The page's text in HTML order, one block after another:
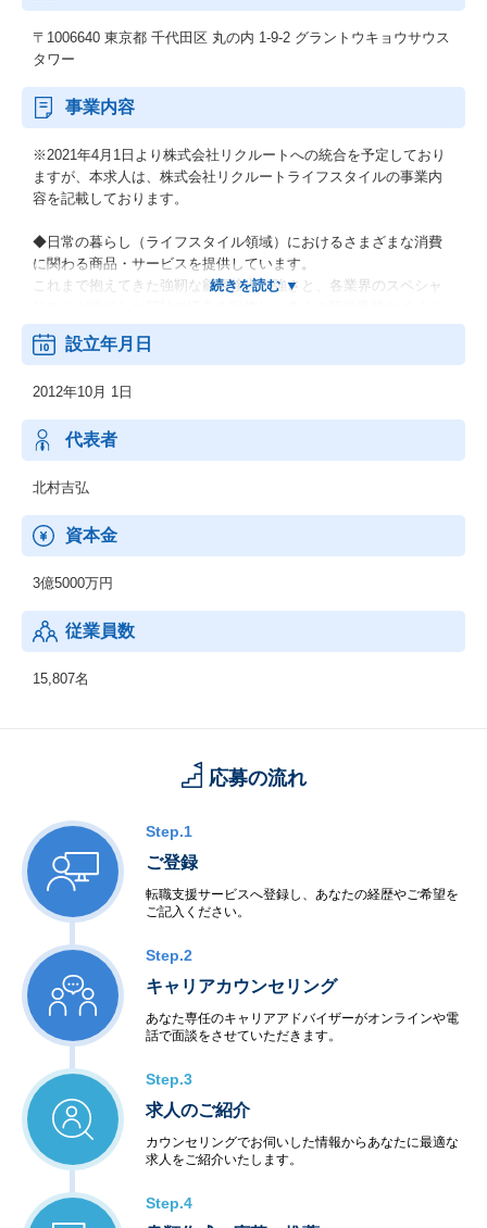
〒1006640 東京都 千代田区 丸の内 1-9-2 グラントウキョウサウス
タワー
事業内容
※2021年4月1日より株式会社リクルートへの統合を予定しており
ますが、本求人は、株式会社リクルートライフスタイルの事業内
容を記載しております。
◆日常の暮らし（ライフスタイル領域）におけるさまざまな消費
に関わる商品・サービスを提供しています。
これまで抱えてきた強靭な顧客接点の強さと、各業界のスペシャ
ーションを創出。
グループ目標（2030年までに販促領域世界No.1）に向け今後もグ
ています。
【サービスプロダクト】
・旅行（国内外）
じゃらん、じゃらんゴルフ、じゃらんコーポレートサービス、エ
・グルメ／美容／地域／医療
Hot Pepper、ホットペッパーグルメ、Hot Pepper Beauty、ブッキ
・割引チケット／通販
ポンパレ、ポンパレモール、ギャザリー、TABROOM、MARQRE
L、ショプリエ、保険チャンネル 等
・決済事業
AirREGI、Airウォレット、Airウェイト、AirRESERVE、Airマーケ
設立年月日
2012年10月 1日
代表者
北村吉弘
資本金
3億5000万円
従業員数
15,807名
応募の流れ
Step.1
ご登録
転職支援サービスへ登録し、あなたの経歴やご希望を
ご記入ください。
Step.2
キャリアカウンセリング
あなた専任のキャリアアドバイザーがオンラインや電
話で面談をさせていただきます。
Step.3
求人のご紹介
カウンセリングでお伺いした情報からあなたに最適な
求人をご紹介いたします。
Step.4